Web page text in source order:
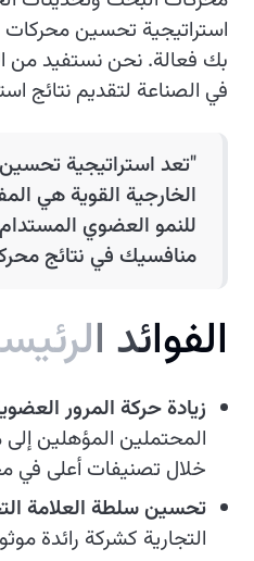
استراتيجية تحسين محركات
بك فعالة. نحن نستفيد من
في الصناعة لتقديم نتائج
"تعد استراتيجية
الخارجية القوية هي
للنمو العضوي
منافسيك في نتائج
الفوائد الرئيس
زيادة حركة المرور
المحتملين المؤهلين
خلال تصنيفات أعلى في
تحسين سلطة العلامة
التجارية كشركة رائدة